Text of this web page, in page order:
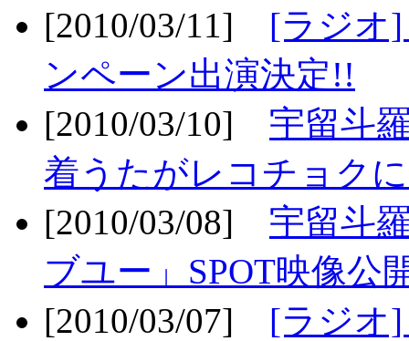
[2010/03/11] [ラジオ
ンペーン出演決定!!
[2010/03/10] 宇留斗
着うたがレコチョク
[2010/03/08] 宇留斗
ブユー」SPOT映像公
[2010/03/07] [ラジオ]